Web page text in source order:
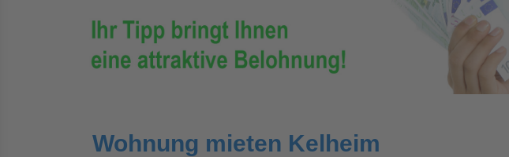
Wohnung mieten Kelheim